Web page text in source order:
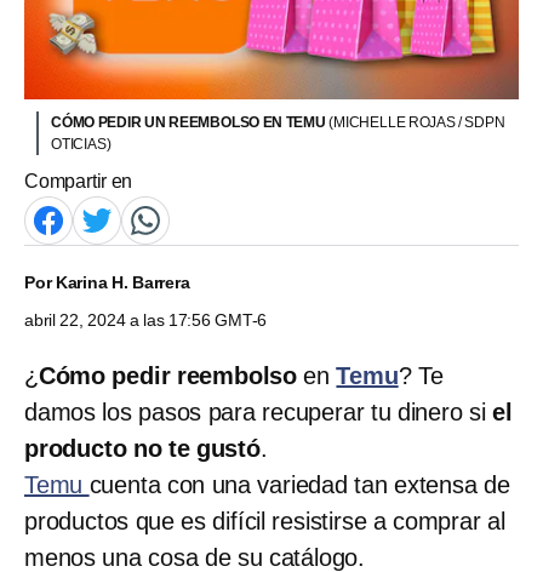
CÓMO PEDIR UN REEMBOLSO EN TEMU(MICHELLE ROJAS / SDPN
OTICIAS)
Compartir en
PorKarina H. Barrera
abril 22, 2024 a las 17:56 GMT-6
¿Cómo pedir reembolsoenTemu? Te
damos los pasos para recuperar tu dinero si el
producto no te gustó.
Temu cuenta con una variedad tan extensa de
productos que es difícil resistirse a comprar al
menos una cosa de su catálogo.